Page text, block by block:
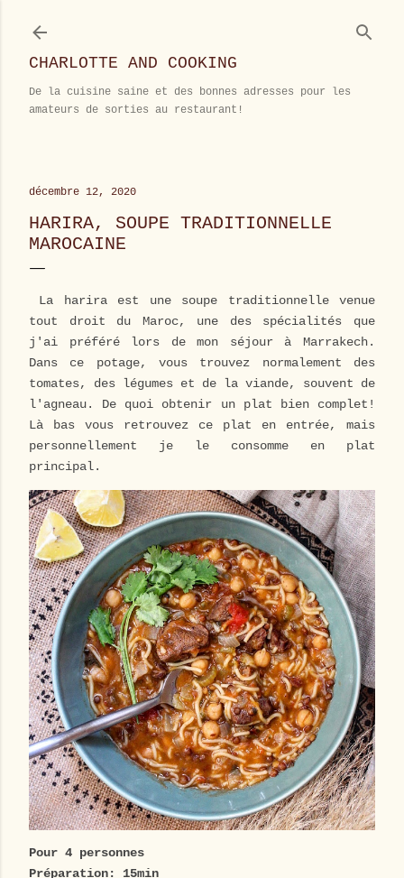
CHARLOTTE AND COOKING
De la cuisine saine et des bonnes adresses pour les
amateurs de sorties au restaurant!
décembre 12, 2020
HARIRA, SOUPE TRADITIONNELLE
MAROCAINE
La harira est une soupe traditionnelle venue
tout droit du Maroc, une des spécialités que
j'ai préféré lors de mon séjour à Marrakech.
Dans ce potage, vous trouvez normalement des
tomates, des légumes et de la viande, souvent de
l'agneau. De quoi obtenir un plat bien complet!
Là bas vous retrouvez ce plat en entrée, mais
personnellement je le consomme en plat
principal.
Pour 4 personnes
Préparation: 15min